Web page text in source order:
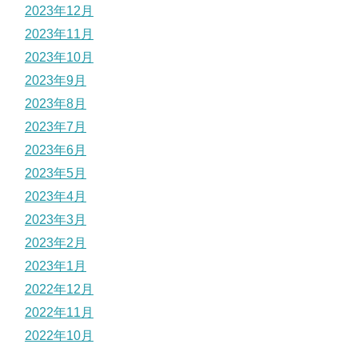
2023年12月
2023年11月
2023年10月
2023年9月
2023年8月
2023年7月
2023年6月
2023年5月
2023年4月
2023年3月
2023年2月
2023年1月
2022年12月
2022年11月
2022年10月